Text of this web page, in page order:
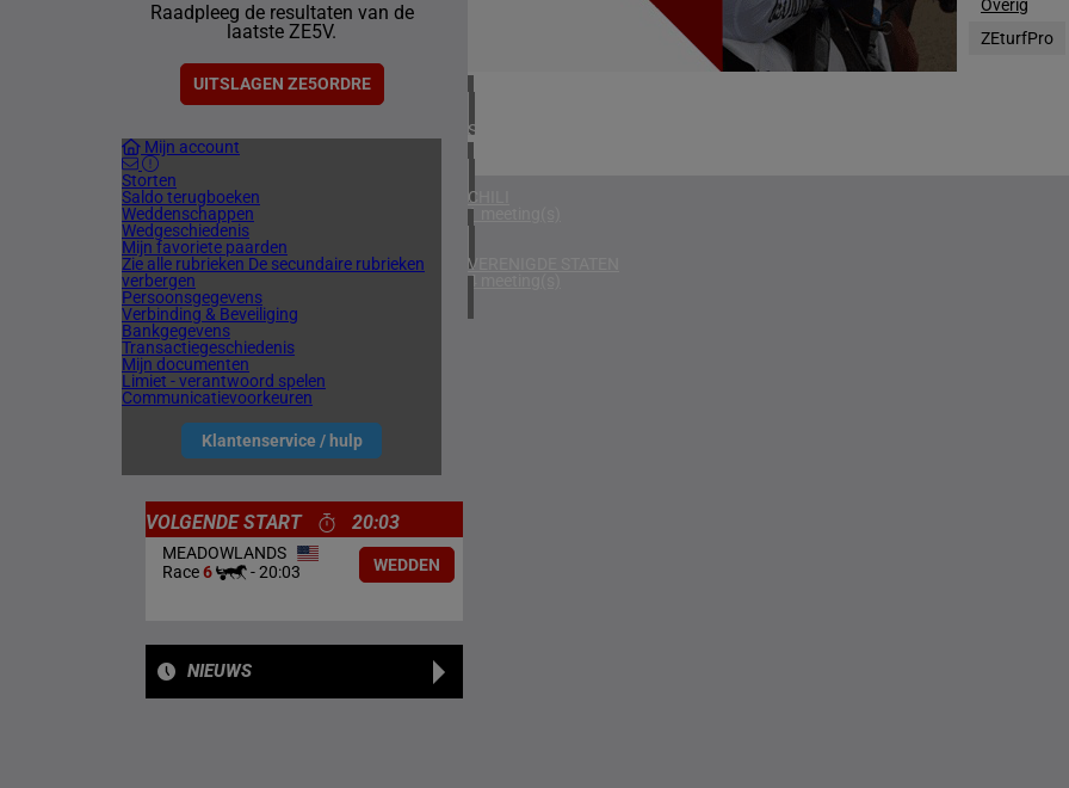
Raadpleeg de resultaten van de
laatste ZE5V.
UITSLAGEN ZE5ORDRE
Mijn account
Storten
Saldo terugboeken
Weddenschappen
Wedgeschiedenis
Mijn favoriete paarden
Zie alle rubrieken De secundaire rubrieken
verbergen
Persoonsgegevens
Verbinding & Beveiliging
Bankgegevens
Transactiegeschiedenis
Mijn documenten
Limiet - verantwoord spelen
Communicatievoorkeuren
Klantenservice / hulp
1 meeting(s)
SPANJE
1 meeting(s)
CHILI
1 meeting(s)
VERENIGDE STATEN
4 meeting(s)
Overig
ZEturfPro
VOLGENDE START 20:03
MEADOWLANDS
Race6 -20:03 WEDDEN
NIEUWS